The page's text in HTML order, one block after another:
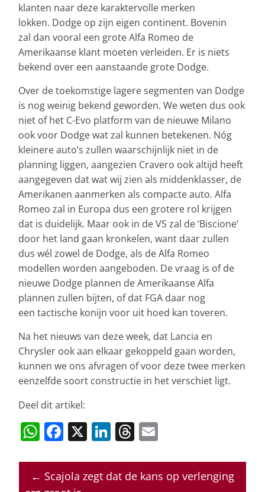
klanten naar deze karaktervolle merken
lokken. Dodge op zijn eigen continent. Bovenin
zal dan vooral een grote Alfa Romeo de
Amerikaanse klant moeten verleiden. Er is niets
bekend over een aanstaande grote Dodge.
Over de toekomstige lagere segmenten van Dodge
is nog weinig bekend geworden. We weten dus ook
niet of het C-Evo platform van de nieuwe Milano
ook voor Dodge wat zal kunnen betekenen. Nóg
kleinere auto’s zullen waarschijnlijk niet in de
planning liggen, aangezien Cravero ook altijd heeft
aangegeven dat wat wij zien als middenklasser, de
Amerikanen aanmerken als compacte auto. Alfa
Romeo zal in Europa dus een grotere rol krijgen
dat is duidelijk. Maar ook in de VS zal de ‘Biscione’
door het land gaan kronkelen, want daar zullen
dus wél zowel de Dodge, als de Alfa Romeo
modellen worden aangeboden. De vraag is of de
nieuwe Dodge plannen de Amerikaanse Alfa
plannen zullen bijten, of dat FGA daar nog
een tactische konijn voor uit hoed kan toveren.
Na het nieuws van deze week, dat Lancia en
Chrysler ook aan elkaar gekoppeld gaan worden,
kunnen we ons afvragen of voor deze twee merken
eenzelfde soort constructie in het verschiet ligt.
Deel dit artikel:
W
at
F
c
X Li
k
T
re ai
← Scajola zegt dat de kans op verlenging